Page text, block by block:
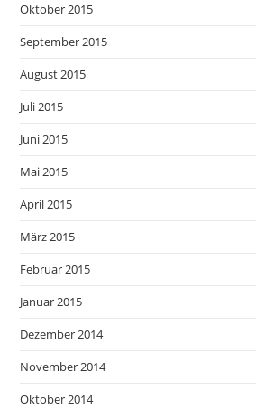
Oktober 2015
September 2015
August 2015
Juli 2015
Juni 2015
Mai 2015
April 2015
März 2015
Februar 2015
Januar 2015
Dezember 2014
November 2014
Oktober 2014